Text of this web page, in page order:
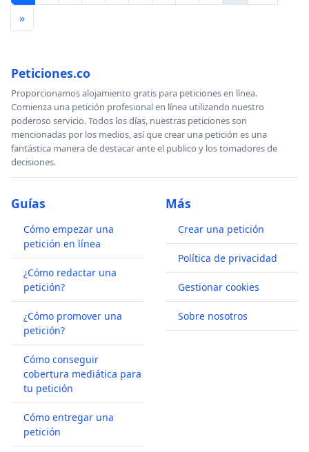
»
Peticiones.co
Proporcionamos alojamiento gratis para peticiones en línea.
Comienza una petición profesional en línea utilizando nuestro
poderoso servicio. Todos los días, nuestras peticiones son
mencionadas por los medios, así que crear una petición es una
fantástica manera de destacar ante el publico y los tomadores de
decisiones.
Guías
Cómo empezar una
petición en línea
¿Cómo redactar una
petición?
¿Cómo promover una
petición?
Cómo conseguir
cobertura mediática para
tu petición
Cómo entregar una
petición
Más
Crear una petición
Política de privacidad
Gestionar cookies
Sobre nosotros